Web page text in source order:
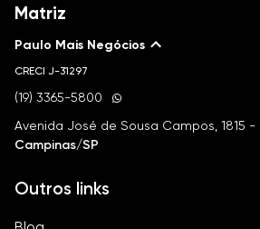
Matriz
Paulo Mais Negócios
CRECI J-31297
(19) 3365-5800
Avenida José de Sousa Campos, 1815
Campinas/SP
Outros links